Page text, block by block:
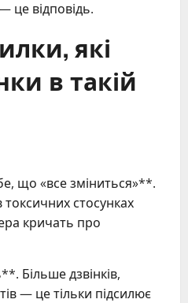
це відповідь.
які
в такій
що «все зміниться»**.
стосунках
кричать про
Більше дзвінків,
— це тільки підсилює